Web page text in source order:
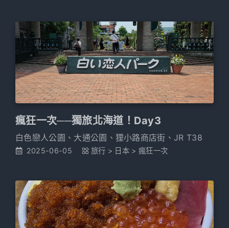
瘋狂一次──獨旅北海道！Day3
白色戀人公園、大通公園、狸小路商店街、JR T38
2025-06-05 旅行 > 日本 > 瘋狂一次